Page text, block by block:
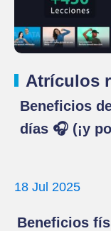
Atrículos
Beneficios
días 🎧 (¡y
18 Jul 2025
Beneficios